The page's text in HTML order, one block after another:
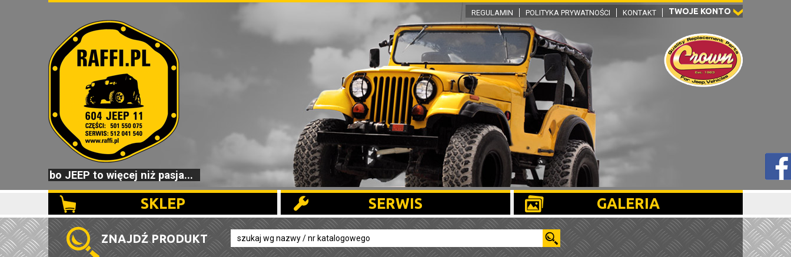
TWOJE KONTO
REGULAMIN POLITYKA PRYWATNOŚCI KONTAKT
bo JEEP to więcej niż pasja...
SKLEP SERWIS GALERIA
ZNAJDŹ PRODUKT